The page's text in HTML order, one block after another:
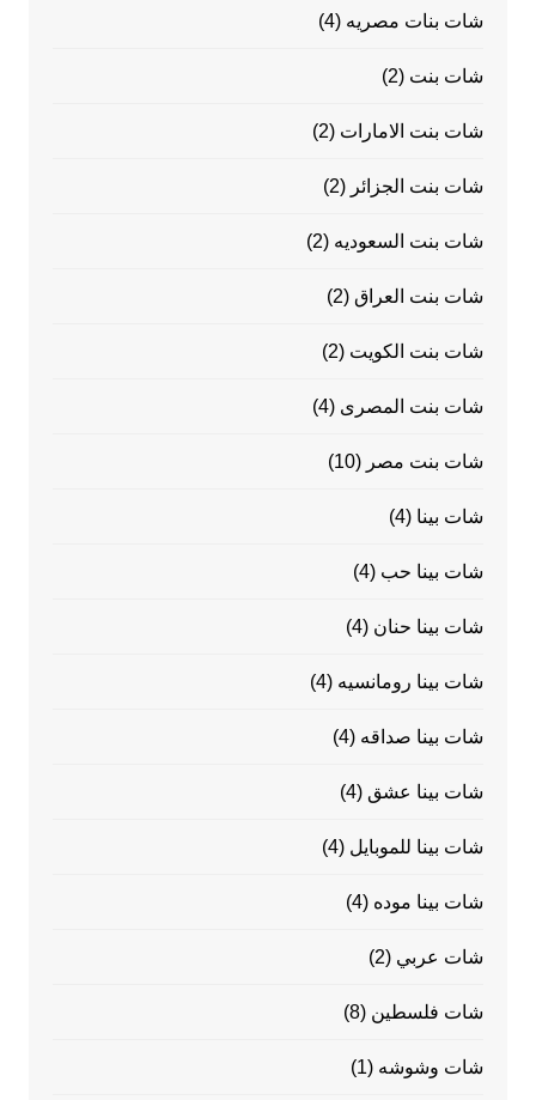
شات بنات مصريه (4)
شات بنت (2)
شات بنت الامارات (2)
شات بنت الجزائر (2)
شات بنت السعوديه (2)
شات بنت العراق (2)
شات بنت الكويت (2)
شات بنت المصرى (4)
شات بنت مصر (10)
شات بينا (4)
شات بينا حب (4)
شات بينا حنان (4)
شات بينا رومانسيه (4)
شات بينا صداقه (4)
شات بينا عشق (4)
شات بينا للموبايل (4)
شات بينا موده (4)
شات عربي (2)
شات فلسطين (8)
شات وشوشه (1)